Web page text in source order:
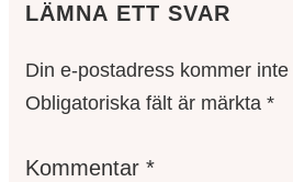
LÄMNA ETT SVAR
Din e-postadress kommer
Obligatoriska fält är märkta *
Kommentar *